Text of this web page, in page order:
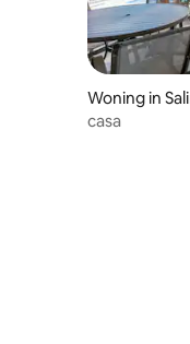
Woning in
casa